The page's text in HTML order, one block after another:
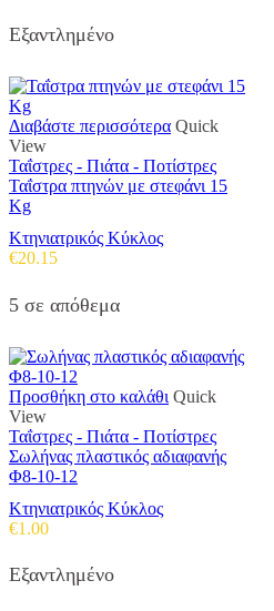
Εξαντλημένο
Διαβάστε περισσότερα Quick
View
Ταΐστρες - Πιάτα - Ποτίστρες
Ταΐστρα πτηνών με στεφάνι 15
Kg
Κτηνιατρικός Κύκλος
€20.15
5 σε απόθεμα
Προσθήκη στο καλάθι Quick
View
Ταΐστρες - Πιάτα - Ποτίστρες
Σωλήνας πλαστικός αδιαφανής
Φ8-10-12
Κτηνιατρικός Κύκλος
€1.00
Εξαντλημένο